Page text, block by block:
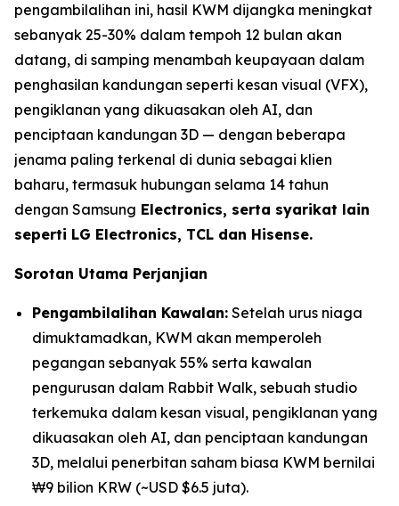
pengambilalihan ini, hasil KWM dijangka meningkat
sebanyak 25-30% dalam tempoh 12 bulan akan
datang, di samping menambah keupayaan dalam
penghasilan kandungan seperti kesan visual (VFX),
pengiklanan yang dikuasakan oleh AI, dan
penciptaan kandungan 3D — dengan beberapa
jenama paling terkenal di dunia sebagai klien
baharu, termasuk hubungan selama 14 tahun
dengan Samsung Electronics, serta syarikat lain
seperti LG Electronics, TCL dan Hisense.
Sorotan Utama Perjanjian
Pengambilalihan Kawalan: Setelah urus niaga
dimuktamadkan, KWM akan memperoleh
pegangan sebanyak 55% serta kawalan
pengurusan dalam Rabbit Walk, sebuah studio
terkemuka dalam kesan visual, pengiklanan yang
dikuasakan oleh AI, dan penciptaan kandungan
3D, melalui penerbitan saham biasa KWM bernilai
₩9 bilion KRW (~USD $6.5 juta).